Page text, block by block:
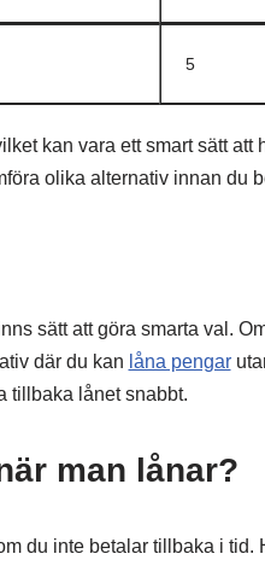
5
kan vara ett smart sätt
olika alternativ innan du
sätt att göra smarta val.
där du kan låna pengar
tillbaka lånet snabbt.
man lånar?
du inte betalar tillbaka i